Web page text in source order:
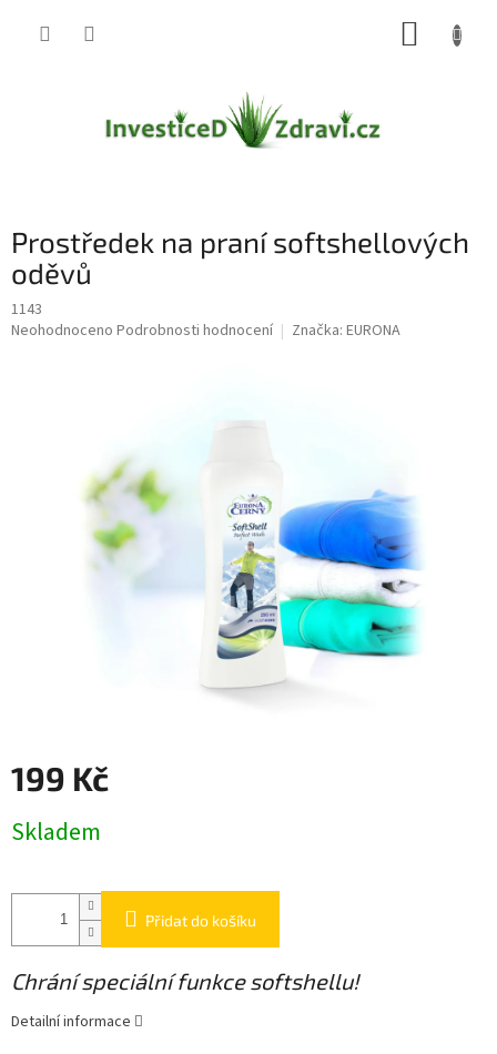
Prostředek na praní softshellových
oděvů
1143
Průměrné
Neohodnoceno Podrobnosti hodnocení Značka: EURONA
199 Kč
cena:
Skladem
Přidat do košíku
Chrání speciální funkce softshellu!
Detailní informace